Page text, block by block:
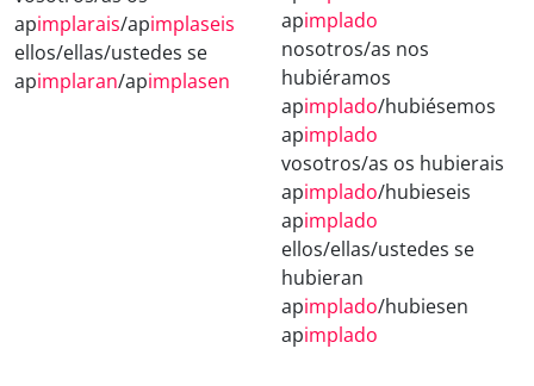
apimplarais/apimplaseis
ellos/ellas/ustedes se
apimplaran/apimplasen
apimplado
nosotros/as nos
hubiéramos
apimplado/hubiésemos
apimplado
vosotros/as os hubierais
apimplado/hubieseis
apimplado
ellos/ellas/ustedes se
hubieran
apimplado/hubiesen
apimplado